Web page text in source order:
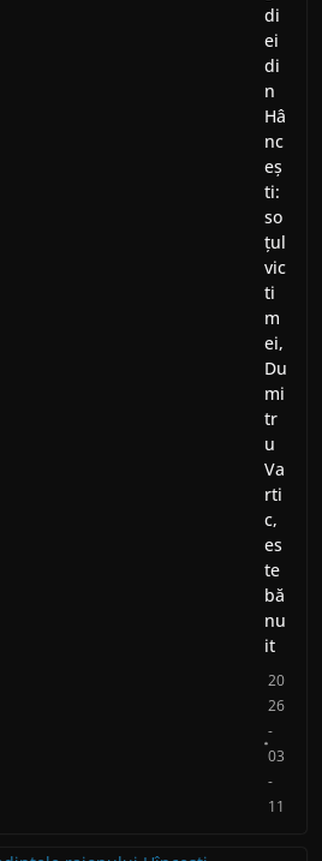
di
ei
di
n
Hâ
nc
eș
ti:
so
țul
vic
ti
m
ei,
Du
mi
tr
u
Va
rti
c,
es
te
bă
nu
it
20
26
-
03
-
11